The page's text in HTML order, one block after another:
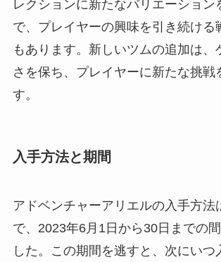
レクションに新たなバリエーション
で、プレイヤーの興味を引き続ける
もあります。新しいツムの追加は、
さを保ち、プレイヤーに新たな挑戦
す。
入手方法と期間
アドベンチャーアリエルの入手方法
で、2023年6月1日から30日までの
した。この期間を逃すと、次にいつ